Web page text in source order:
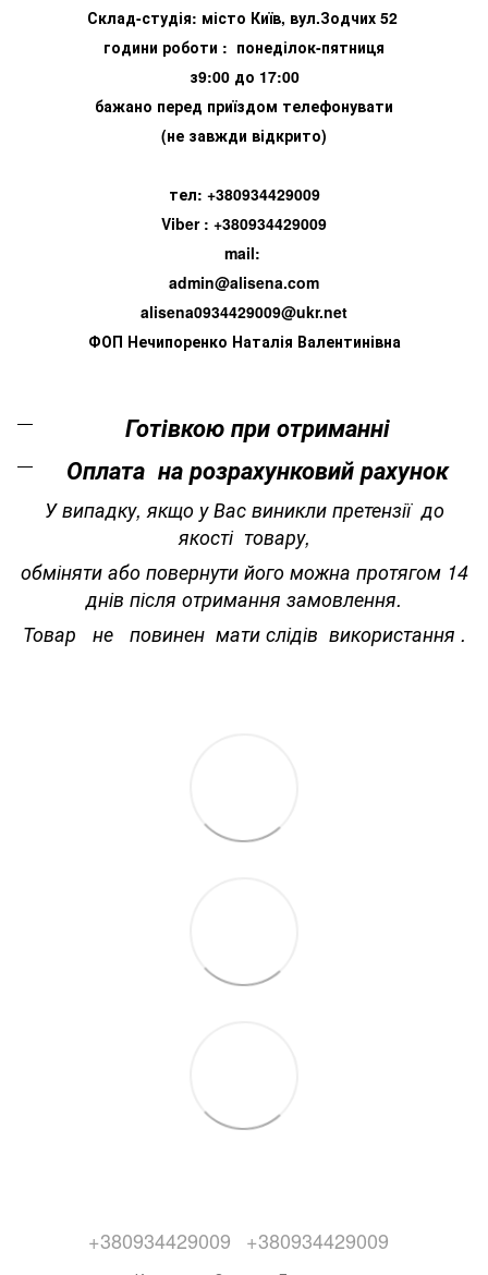
Склад-студія: місто Київ, вул.Зодчих 52
години роботи : понеділок-пятниця
з9:00 до 17:00
бажано перед приїздом телефонувати
(не завжди відкрито)
тел: +380934429009
Viber : +380934429009
mail:
admin@alisena.com
alisena0934429009@ukr.net
ФОП Нечипоренко Наталія Валентинівна
Готівкою при отриманні
Оплата на розрахунковий рахунок
У випадку, якщо у Вас виникли претензії до
якості товару,
обміняти або повернути його можна протягом 14
днів після отримання замовлення.
Товар не повинен мати слідів використання .
+380934429009 +380934429009